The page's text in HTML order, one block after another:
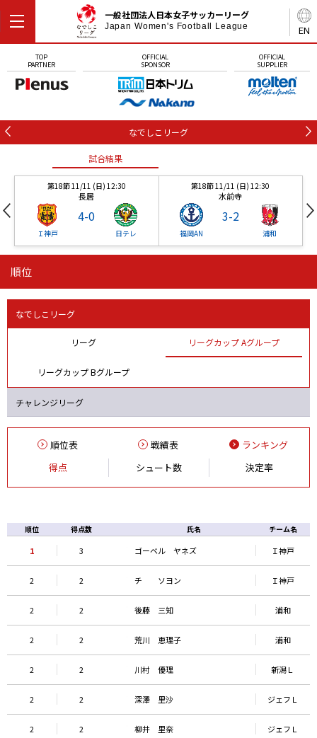
EN
一般社団法人日本女子サッカーリーグ
Japan Women's Football League
TOP
PARTNER
OFFICIAL
SPONSOR
OFFICIAL
SUPPLIER
なでしこリーグ
試合結果
第18節 11/11 (日) 12:30
長居
Ｉ神戸
4-0
日テレ
第18節 11/11 (日) 12:30
水前寺
福岡AN
3-2
浦和
順位
なでしこリーグ
リーグ リーグカップ Aグループ
リーグカップ Bグループ
チャレンジリーグ
順位表 戦績表
ランキング
得点
シュート数 決定率
順位 得点数 氏名 チーム名
1 3 ゴーベル ヤネズ Ｉ神戸
2 2 チ ソヨン Ｉ神戸
2 2 後藤 三知 浦和
2 2 荒川 恵理子 浦和
2 2 川村 優理 新潟Ｌ
2 2 深澤 里沙 ジェフＬ
2 2 柳井 里奈 ジェフＬ